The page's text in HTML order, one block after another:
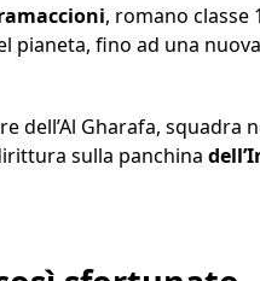
, romano classe
fino ad una
dell’Al Gharafa, squadra
sulla panchina